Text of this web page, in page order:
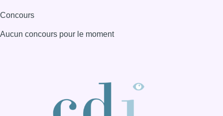
Concours
Aucun concours pour le moment